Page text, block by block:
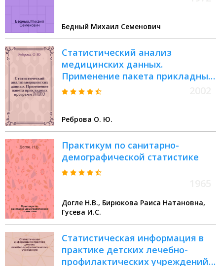
Бедный Михаил Семенович
Статистический анализ
медицинских данных.
Применение пакета прикладных
программ STATISTICA
Реброва О. Ю.
Практикум по санитарно-
демографической статистике
Догле Н.В., Бирюкова Раиса Натановна,
Гусева И.С.
Статистическая информация в
практике детских лечебно-
профилактических учреждений :